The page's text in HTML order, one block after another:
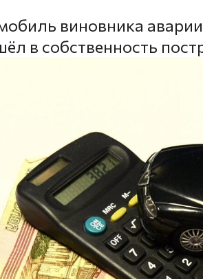
виновника
в собственность